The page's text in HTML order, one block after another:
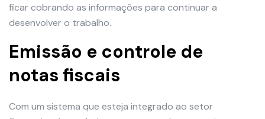
ficar cobrando as informações para continuar a
desenvolver o trabalho.
Emissão e controle de
notas fiscais
Com um sistema que esteja integrado ao setor